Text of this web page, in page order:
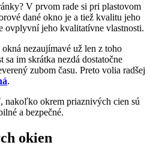
V prvom rade si pri plastovom
dané okno je a tiež kvalitu jeho
ovplyvní jeho kvalitatívne vlastnosti.
nezaujímavé už len z toho
sa im skrátka nezdá dostatočne
zubom času. Preto volia radšej
.
nakoľko okrem priaznivých cien sú
a bezpečné.
okien